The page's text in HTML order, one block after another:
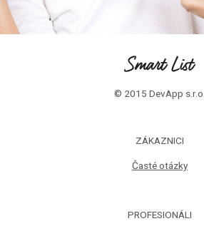
© 2015 DevApp s.r.o.
ZÁKAZNICI
Časté otázky
PROFESIONÁLI